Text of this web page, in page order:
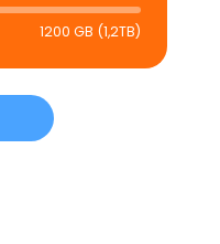
1200 GB (1,2TB)